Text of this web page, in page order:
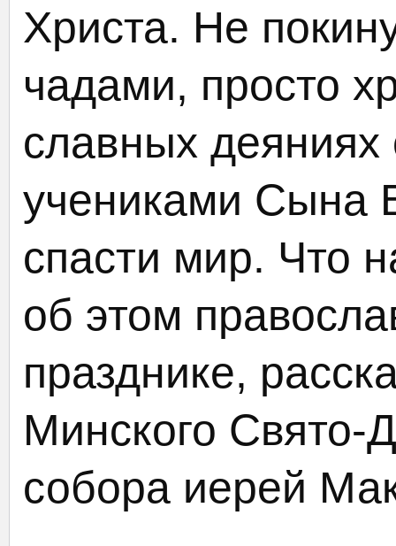
Христа. Не
чадами, просто
славных деяниях
учениками Сына
спасти мир. Что
об этом
празднике,
Минского Свято-
собора иерей